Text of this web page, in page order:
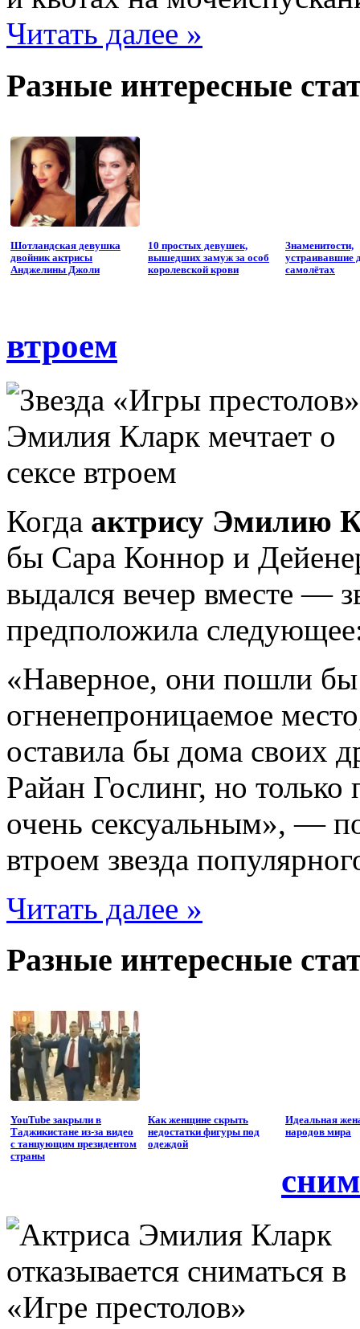
Читать далее »
Разные интересные
Шотландская девушка
двойник актрисы
Анджелины Джоли
10 простых девушек,
вышедших замуж за особ
королевской крови
Знаменитости,
устраивавшие
самолётах
втроем
Когда актрису Эмилию
бы Сара Коннор и
выдался вечер вместе —
предположила
«Наверное, они пошли бы
огненепроницаемое
оставила бы дома своих
Райан Гослинг, но
очень сексуальным», —
втроем звезда
Читать далее »
Разные интересные
YouTube закрыли в
Таджикистане из-за видео
с танцующим президентом
страны
Как женщине скрыть
недостатки фигуры под
одеждой
Идеальная
народов мира